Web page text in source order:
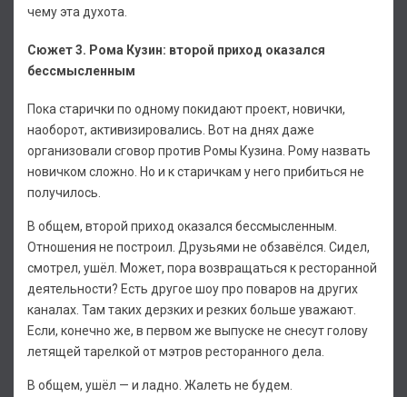
чему эта духота.
Сюжет 3. Рома Кузин: второй приход оказался
бессмысленным
Пока старички по одному покидают проект, новички,
наоборот, активизировались. Вот на днях даже
организовали сговор против Ромы Кузина. Рому назвать
новичком сложно. Но и к старичкам у него прибиться не
получилось.
В общем, второй приход оказался бессмысленным.
Отношения не построил. Друзьями не обзавёлся. Сидел,
смотрел, ушёл. Может, пора возвращаться к ресторанной
деятельности? Есть другое шоу про поваров на других
каналах. Там таких дерзких и резких больше уважают.
Если, конечно же, в первом же выпуске не снесут голову
летящей тарелкой от мэтров ресторанного дела.
В общем, ушёл — и ладно. Жалеть не будем.